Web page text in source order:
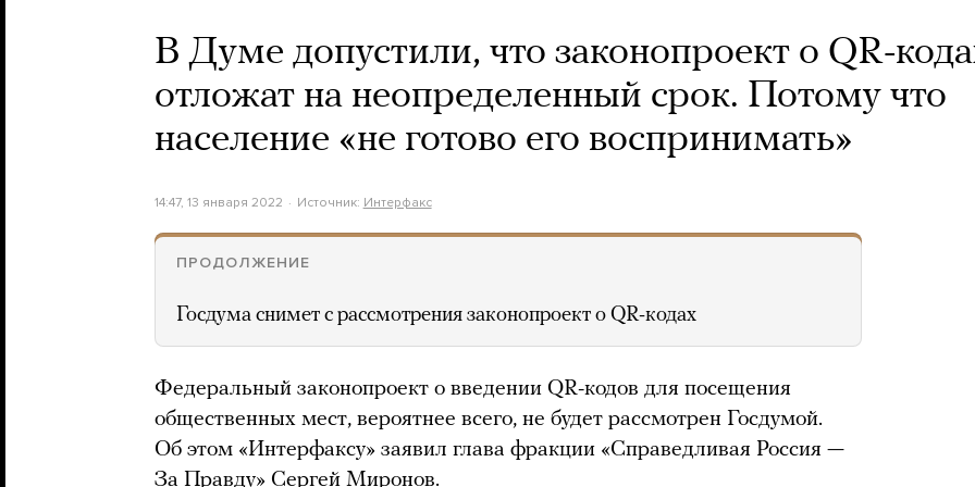
В Думе допустили, что законопроект о QR-
отложат на неопределенный срок. Потому что
население «не готово его воспринимать»
14:47, 13 января 2022 Источник: Интерфакс
ПРОДОЛЖЕНИЕ
Госдума снимет с рассмотрения законопроект о QR-кодах
Федеральный законопроект о введении QR-кодов для посещения
общественных мест, вероятнее всего, не будет рассмотрен Госдумой.
Об этом «Интерфаксу» заявил глава фракции «Справедливая Россия —
За Правду» Сергей Миронов.